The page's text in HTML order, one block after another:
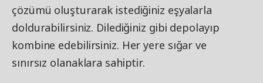
çözümü oluşturarak istediğiniz eşyalarla
doldurabilirsiniz. Dilediğiniz gibi depolayıp
kombine edebilirsiniz. Her yere sığar ve
sınırsız olanaklara sahiptir.